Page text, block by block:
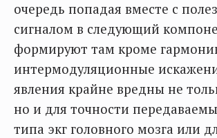
очередь попадая вместе с
сигналом в следующий
формируют там кроме
интермодуляционные
явления крайне вредны не
но и для точности
типа экг головного мозга или